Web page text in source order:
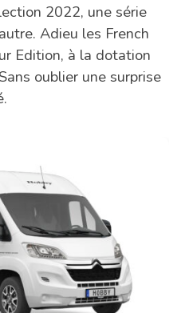
2022, une série
Adieu les French
Edition, à la dotation
oublier une surprise